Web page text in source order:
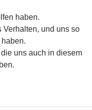
haben.
Verhalten, und uns so
uns auch in diesem